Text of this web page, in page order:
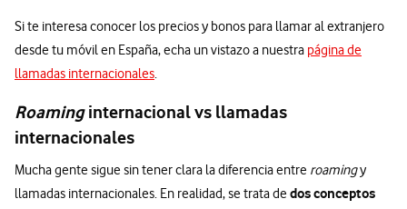
Si te interesa conocer los precios y bonos para llamar al extranjero
desde tu móvil en España, echa un vistazo a nuestra página de
llamadas internacionales.
Roaminginternacional vs llamadas
internacionales
Mucha gente sigue sin tener clara la diferencia entre roamingy
llamadas internacionales. En realidad, se trata dedos conceptos